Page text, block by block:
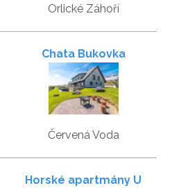
Orlické Záhoří
Chata Bukovka
Červená Voda
Horské apartmány U